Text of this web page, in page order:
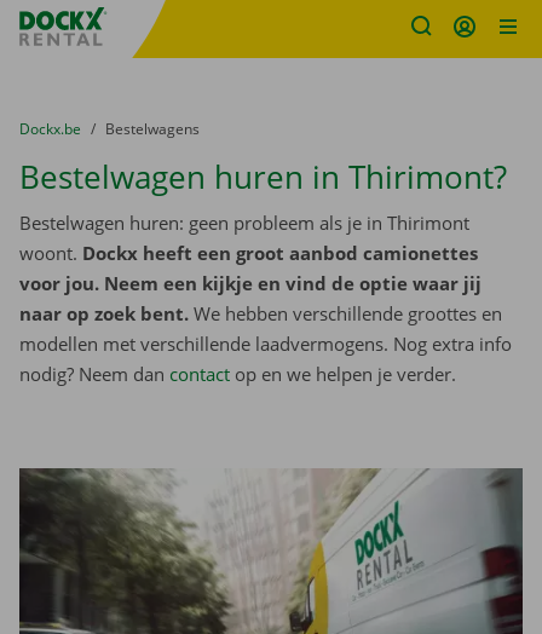
Fratello DEMO
U bevindt zich hier:
van
Dockx.be naar
Bestelwagens
Bestelwagen huren in Thirimont?
Bestelwagen huren: geen probleem als je in Thirimont
woont. Dockx heeft een groot aanbod camionettes
voor jou. Neem een kijkje en vind de optie waar jij
naar op zoek bent. We hebben verschillende groottes en
modellen met verschillende laadvermogens. Nog extra info
nodig? Neem dan contact op en we helpen je verder.